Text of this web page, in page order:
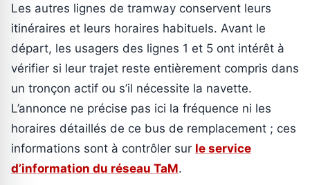
Les autres lignes de tramway conservent leurs
itinéraires et leurs horaires habituels. Avant le
départ, les usagers des lignes 1 et 5 ont intérêt à
vérifier si leur trajet reste entièrement compris dans
un tronçon actif ou s’il nécessite la navette.
L’annonce ne précise pas ici la fréquence ni les
horaires détaillés de ce bus de remplacement ; ces
informations sont à contrôler sur le service
d’information du réseau TaM.